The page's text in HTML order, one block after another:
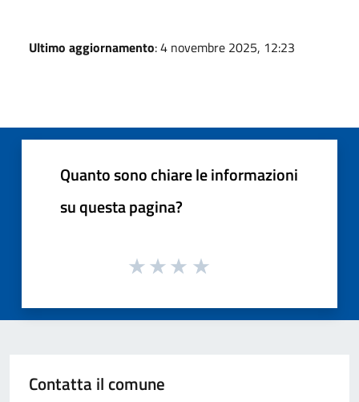
Ultimo aggiornamento: 4 novembre 2025, 12:23
Quanto sono chiare le informazioni
su questa pagina?
Contatta il comune